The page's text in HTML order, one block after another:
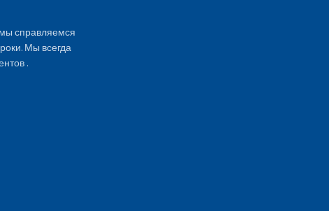
справляемся
Мы всегда
.